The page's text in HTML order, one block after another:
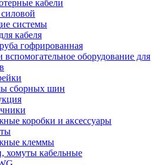
кабели
системы
кабеля
гофрированная
вспомогательное оборудование для
сборных шин
коробки и аксессуары
клеммы
хомуты кабельные